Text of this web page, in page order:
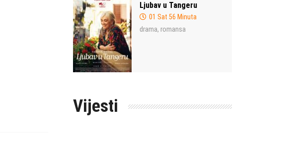
Ljubav u Tangeru
01 Sat 56 Minuta
drama, romansa
Vijesti